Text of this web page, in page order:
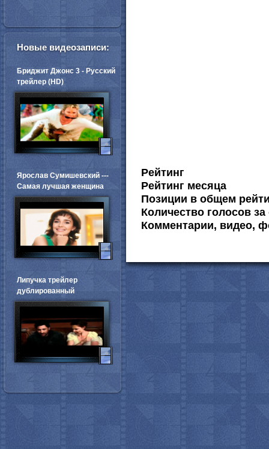
Рейтинг
Рейтинг месяца
Позиции в общем
Количество голосов за
Комментарии, видео,
Новые видеозаписи:
Бриджит Джонс 3 - Русский
трейлер (HD)
Ярослав Сумишевский ---
Самая лучшая женщина
Липучка трейлер
дублированный